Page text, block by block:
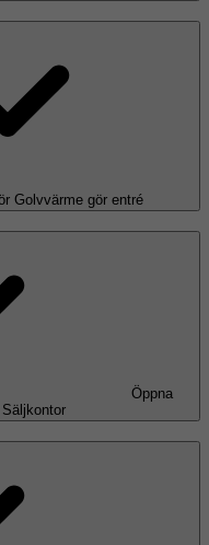
Golvvärme gör entré
Öppna